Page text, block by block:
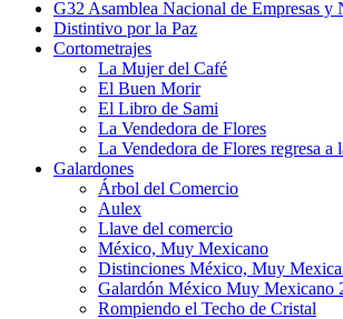
G32 Asamblea Nacional de Empresas y
Distintivo por la Paz
Cortometrajes
La Mujer del Café
El Buen Morir
El Libro de Sami
La Vendedora de Flores
La Vendedora de Flores regresa a
Galardones
Árbol del Comercio
Aulex
Llave del comercio
México, Muy Mexicano
Distinciones México, Muy
Galardón México Muy Mexicano
Rompiendo el Techo de Cristal